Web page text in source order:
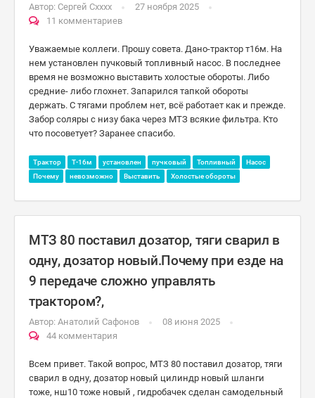
Автор: Сергей Схххх
27 ноября 2025
11 комментариев
Уважаемые коллеги. Прошу совета. Дано-трактор т16м. На
нем установлен пучковый топливный насос. В последнее
время не возможно выставить холостые обороты. Либо
средние- либо глохнет. Запарился тапкой обороты
держать. С тягами проблем нет, всё работает как и прежде.
Забор соляры с низу бака через МТЗ всякие фильтра. Кто
что посоветует? Заранее спасибо.
Трактор Т-16м установлен пучковый Топливный
Насос
Почему
невозможно Выставить Холостые обороты
МТЗ 80 поставил дозатор, тяги сварил в
одну, дозатор новый.Почему при езде на
9 передаче сложно управлять
трактором?,
Автор: Анатолий Сафонов
08 июня 2025
44 комментария
Всем привет. Такой вопрос, МТЗ 80 поставил дозатор, тяги
сварил в одну, дозатор новый цилиндр новый шланги
тоже, нш10 тоже новый , гидробачек сделан самодельный